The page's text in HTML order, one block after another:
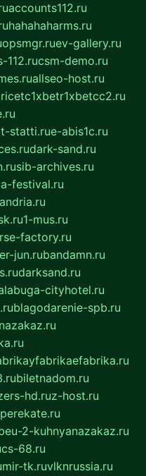
accounts112.ru
hahahaharms.ru
opsmgr.ruev-gallery.ru
112.rucsm-demo.ru
allseo-host.ru
statti.rue-abis1c.ru
dark-sand.ru
sib-archives.ru
festival.ru
1-mus.ru
factory.ru
jun.rubandamn.ru
darksand.ru
cityhotel.ru
blagodarenie-spb.ru
biletnadom.ru
hd.ruz-host.ru
2-kuhnyanazakaz.ru
cs-68.ru
mir-tk.ruvlknrussia.ru